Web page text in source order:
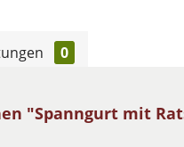
0
"Spanngurt mit